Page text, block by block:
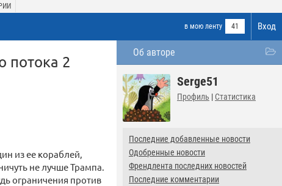
Вход
в мою ленту 41
Об авторе
Serge51
Профиль | Статистика
Последние добавленные новости
Одобренные новости
Френдлента последних новостей
Последние комментарии
потока 2
из ее кораблей,
не лучше Трампа.
ограничения против